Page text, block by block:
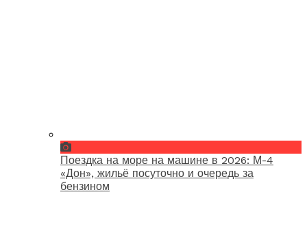
Поездка на море на машине в 2026: М-4
«Дон», жильё посуточно и очередь за
бензином